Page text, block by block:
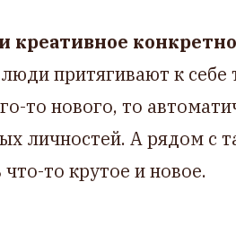
креативное
притягивают к себе
то нового, то
личностей. А рядом с
то крутое и новое.